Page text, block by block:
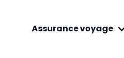
Assurance voyage